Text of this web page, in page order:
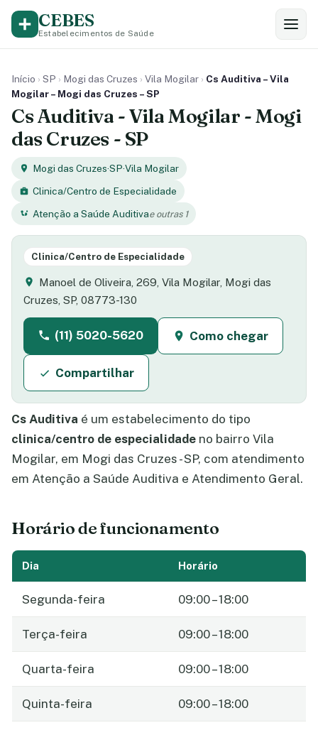
CEBES
Estabelecimentos de Saúde
Início › SP › Mogi das Cruzes › Vila Mogilar › Cs Auditiva – Vila
Mogilar – Mogi das Cruzes – SP
Cs Auditiva - Vila Mogilar - Mogi
das Cruzes - SP
Mogi das Cruzes·SP·Vila Mogilar
Clinica/Centro de Especialidade
Atenção a Saúde Auditivae outras 1
Clinica/Centro de Especialidade
Manoel de Oliveira, 269, Vila Mogilar, Mogi das
Cruzes, SP, 08773-130
(11) 5020-5620 Como chegar
Compartilhar
Cs Auditiva é um estabelecimento do tipo
clinica/centro de especialidade no bairro Vila
Mogilar, em Mogi das Cruzes - SP, com atendimento
em Atenção a Saúde Auditiva e Atendimento Geral.
Horário de funcionamento
Dia Horário
Segunda-feira 09:00 – 18:00
Terça-feira 09:00 – 18:00
Quarta-feira 09:00 – 18:00
Quinta-feira 09:00 – 18:00